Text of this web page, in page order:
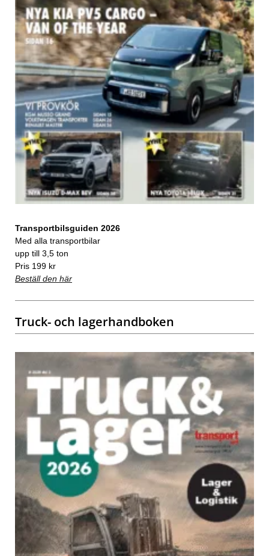
Transportbilsguiden 2026
Med alla transportbilar
upp till 3,5 ton
Pris 199 kr
Beställ den här
Truck- och lagerhandboken